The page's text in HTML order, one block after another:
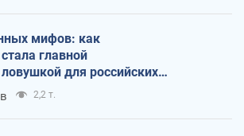
мифов: как
главной
для российских
2,2 т.